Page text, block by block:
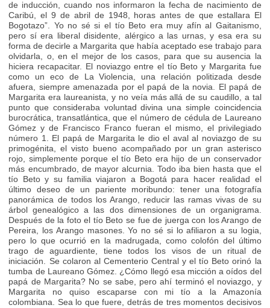
de inducción, cuando nos informaron la fecha de nacimiento de
Caribú, el 9 de abril de 1948, horas antes de que estallara El
Bogotazo”. Yo no sé si el tío Beto era muy afín al Gaitanismo,
pero sí era liberal disidente, alérgico a las urnas, y esa era su
forma de decirle a Margarita que había aceptado ese trabajo para
olvidarla, o, en el mejor de los casos, para que su ausencia la
hiciera recapacitar. El noviazgo entre el tío Beto y Margarita fue
como un eco de La Violencia, una relación politizada desde
afuera, siempre amenazada por el papá de la novia. El papá de
Margarita era laureanista, y no veía más allá de su caudillo, a tal
punto que consideraba voluntad divina una simple coincidencia
burocrática, transatlántica, que el número de cédula de Laureano
Gómez y de Francisco Franco fueran el mismo, el privilegiado
número 1. El papá de Margarita le dio el aval al noviazgo de su
primogénita, el visto bueno acompañado por un gran asterisco
rojo, simplemente porque el tío Beto era hijo de un conservador
más encumbrado, de mayor alcurnia. Todo iba bien hasta que el
tío Beto y su familia viajaron a Bogotá para hacer realidad el
último deseo de un pariente moribundo: tener una fotografía
panorámica de todos los Arango, reducir las ramas vivas de su
árbol genealógico a las dos dimensiones de un organigrama.
Después de la foto el tío Beto se fue de juerga con los Arango de
Pereira, los Arango masones. Yo no sé si lo afiliaron a su logia,
pero lo que ocurrió en la madrugada, como colofón del último
trago de aguardiente, tiene todos los visos de un ritual de
iniciación. Se colaron al Cementerio Central y el tío Beto orinó la
tumba de Laureano Gómez. ¿Cómo llegó esa micción a oídos del
papá de Margarita? No se sabe, pero ahí terminó el noviazgo, y
Margarita no quiso escaparse con mi tío a la Amazonía
colombiana. Sea lo que fuere, detrás de tres momentos decisivos